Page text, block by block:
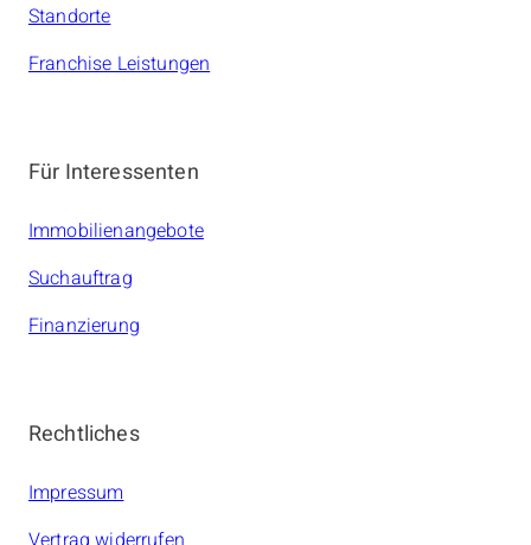
Standorte
Franchise Leistungen
Für Interessenten
Immobilienangebote
Suchauftrag
Finanzierung
Rechtliches
Impressum